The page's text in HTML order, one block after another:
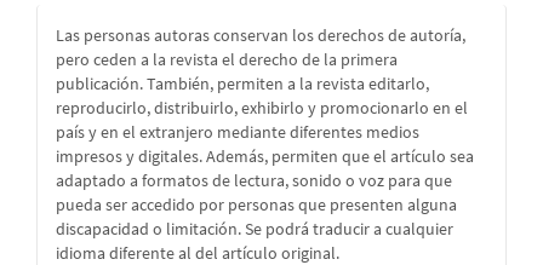
Las personas autoras conservan los derechos de autoría,
pero ceden a la revista el derecho de la primera
publicación. También, permiten a la revista editarlo,
reproducirlo, distribuirlo, exhibirlo y promocionarlo en el
país y en el extranjero mediante diferentes medios
impresos y digitales. Además, permiten que el artículo sea
adaptado a formatos de lectura, sonido o voz para que
pueda ser accedido por personas que presenten alguna
discapacidad o limitación. Se podrá traducir a cualquier
idioma diferente al del artículo original.